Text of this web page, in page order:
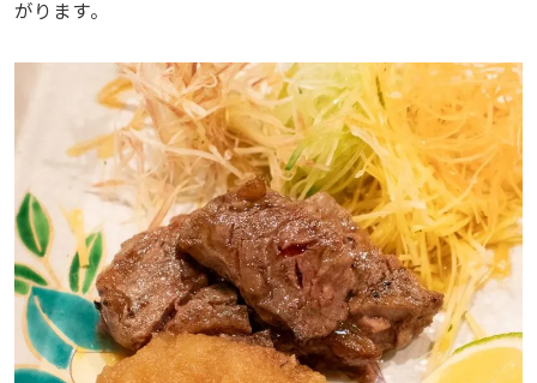
がります。